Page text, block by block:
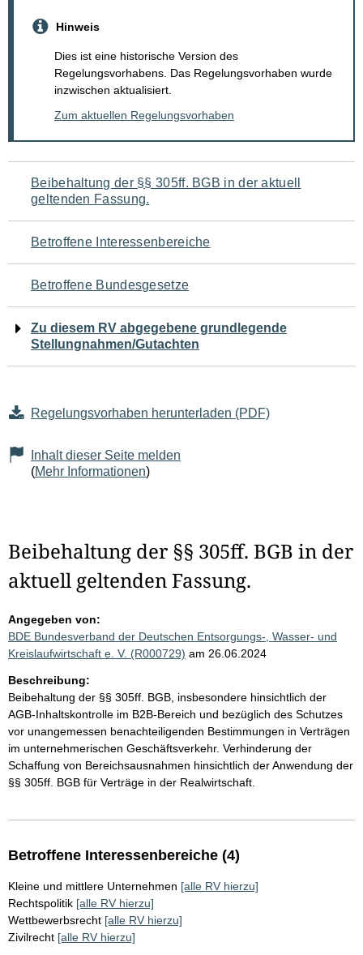
Hinweis
Dies ist eine historische Version des
Regelungsvorhabens. Das Regelungsvorhaben wurde
inzwischen aktualisiert.
Zum aktuellen Regelungsvorhaben
Navigation
für
den
Seiteninhalt
Beibehaltung der §§ 305ff. BGB in der aktuell
geltenden Fassung.
Betroffene Interessenbereiche
Betroffene Bundesgesetze
Zu diesem RV abgegebene grundlegende
Stellungnahmen/Gutachten
Regelungsvorhaben herunterladen (PDF)
Inhalt dieser Seite melden
(Mehr Informationen)
Beibehaltung der §§ 305ff. BGB in der
aktuell geltenden Fassung.
Angegeben von:
BDE Bundesverband der Deutschen Entsorgungs-, Wasser- und
Kreislaufwirtschaft e. V. (R000729) am 26.06.2024
Beschreibung:
Beibehaltung der §§ 305ff. BGB, insbesondere hinsichtlich der
AGB-Inhaltskontrolle im B2B-Bereich und bezüglich des Schutzes
vor unangemessen benachteiligenden Bestimmungen in Verträgen
im unternehmerischen Geschäftsverkehr. Verhinderung der
Schaffung von Bereichsausnahmen hinsichtlich der Anwendung der
§§ 305ff. BGB für Verträge in der Realwirtschaft.
Betroffene Interessenbereiche (4)
Kleine und mittlere Unternehmen [alle RV hierzu]
Rechtspolitik [alle RV hierzu]
Wettbewerbsrecht [alle RV hierzu]
Zivilrecht [alle RV hierzu]